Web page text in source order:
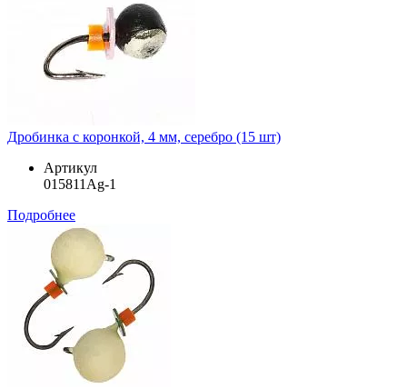
Дробинка с коронкой, 4 мм, серебро (15 шт)
Артикул
015811Ag-1
Подробнее